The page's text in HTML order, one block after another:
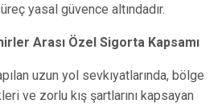
yasal güvence altındadır.
Arası Özel Sigorta Kapsamı
uzun yol sevkıyatlarında, bölge
ve zorlu kış şartlarını kapsayan